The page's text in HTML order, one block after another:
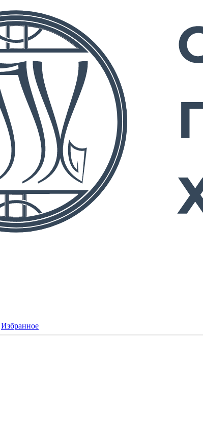
Избранное